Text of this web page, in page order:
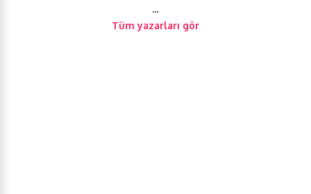
…
Tüm yazarları gör